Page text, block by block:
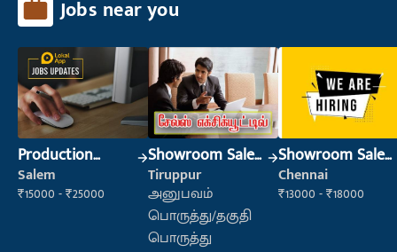
Jobs near you
Production
Supervisor
Salem
₹15000 - ₹25000
Showroom Sales
Executive (Retail
Sales)
Tiruppur
அனுபவம்
பொருத்து/தகுதி
பொருத்து
Showroom Sales
Executive (Retail
Sales)
Chennai
₹13000 - ₹18000